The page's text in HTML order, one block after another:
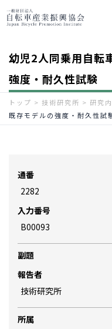
幼児2人同乗用自転
強度・耐久性試験
トップ > 技術研究所 > 研究
既存モデルの強度・耐久性試
通番
2282
入力番号
B00093
副題
報告者
技術研究所
所属